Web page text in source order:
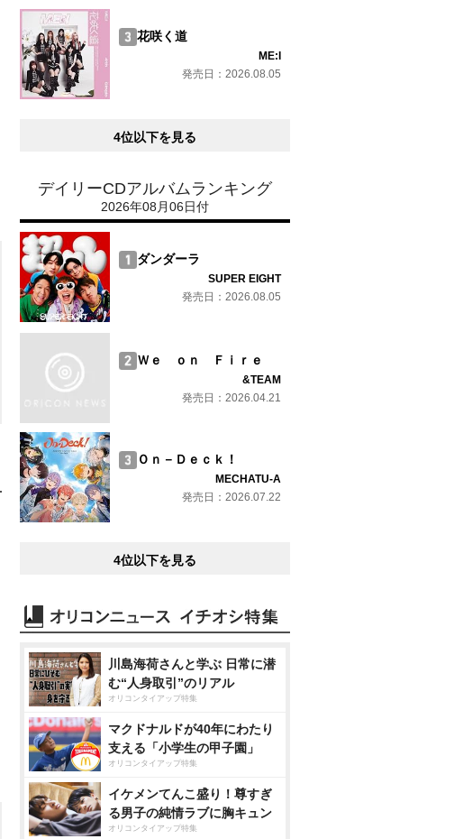
花咲く道
ME:I
発売日：2026.08.05
4位以下を見る
デイリーCDアルバムランキング
2026年08月06日付
ダンダーラ
SUPER EIGHT
発売日：2026.08.05
Ｗｅ ｏｎ Ｆｉｒｅ
&TEAM
発売日：2026.04.21
Ｏｎ－Ｄｅｃｋ！
MECHATU-A
発売日：2026.07.22
4位以下を見る
川島海荷さんと学ぶ 日常に潜
む“人身取引”のリアル
オリコンタイアップ特集
マクドナルドが40年にわたり
支える「小学生の甲子園」
オリコンタイアップ特集
イケメンてんこ盛り！尊すぎ
る男子の純情ラブに胸キュン
オリコンタイアップ特集